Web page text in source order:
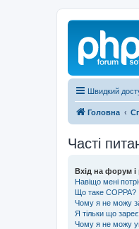
Швидкий
Головна
Часті
Вхід на форум і
Навіщо мені
Що таке COPPA?
Чому я не можу
Я тільки що
Чому я не можу